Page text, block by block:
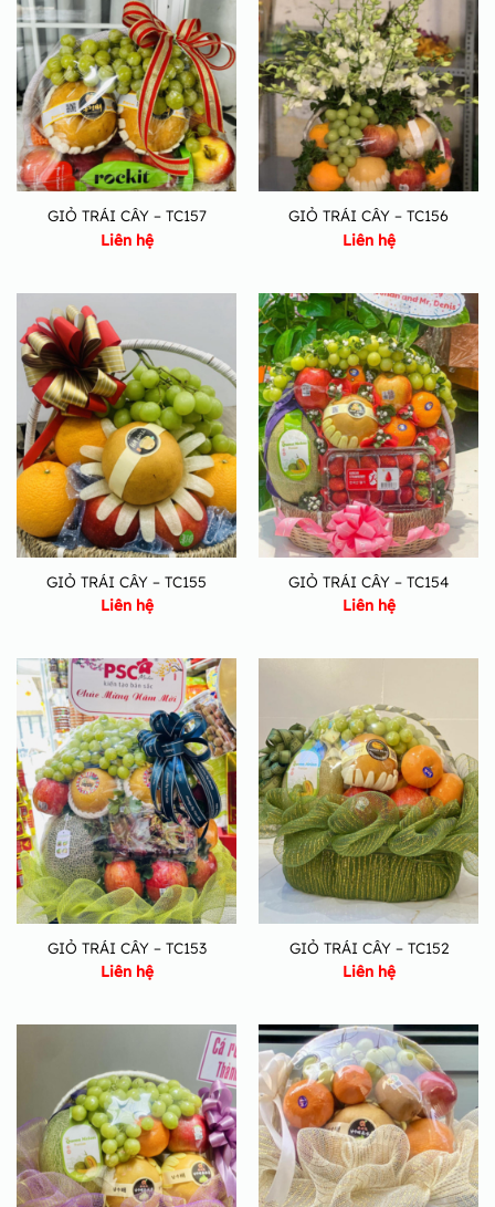
GIỎ TRÁI CÂY – TC157
Liên hệ
GIỎ TRÁI CÂY – TC156
Liên hệ
GIỎ TRÁI CÂY – TC155
Liên hệ
GIỎ TRÁI CÂY – TC154
Liên hệ
GIỎ TRÁI CÂY – TC153
Liên hệ
GIỎ TRÁI CÂY – TC152
Liên hệ